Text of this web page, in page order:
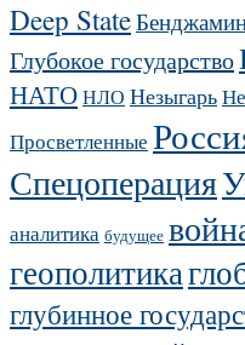
Deep State
Глубокое государство
НАТОНЛО Незыгарь
Просветленные
Спецоперация
аналитика будущее
геополитика
глубинное